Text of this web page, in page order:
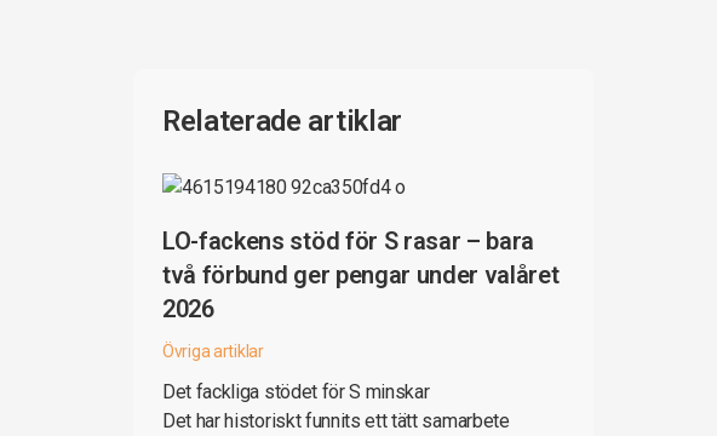
Relaterade artiklar
LO-fackens stöd för S rasar – bara
två förbund ger pengar under valåret
2026
Övriga artiklar
Det fackliga stödet för S minskar
Det har historiskt funnits ett tätt samarbete